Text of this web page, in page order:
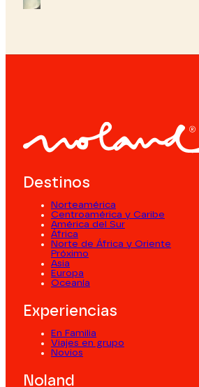
Destinos
Norteamérica
Centroamérica y Caribe
América del Sur
África
Norte de África y Oriente
Próximo
Asia
Europa
Oceanía
Experiencias
En Familia
Viajes en grupo
Novios
Noland